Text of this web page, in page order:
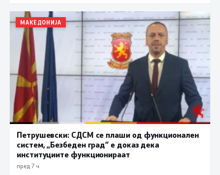
МАКЕДОНИЈА
Петрушевски: СДСМ се плаши од функционален
систем, „Безбеден град“ е доказ дека
институциите функционираат
пред 7 ч.